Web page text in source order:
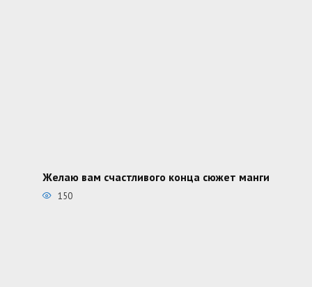
Желаю вам счастливого конца сюжет манги
150